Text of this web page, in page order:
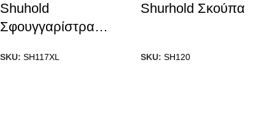
Shuhold
Σφουγγαρίστρα
XL
SKU: SH117XL
Shurhold Σκούπα
SKU: SH120